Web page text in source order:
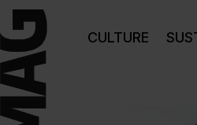
CULTURE